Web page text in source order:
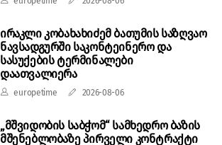
ირაკლი კობახახიძემ ბათუმის საზღვაო
ნავსადგურში საკონტეინერო და
სასუქების ტერმინალები
დაათვალიერა
europetime 2026-08-06
„მშვიდობის საბჭომ“ სამხედრო ბაზის
მშენებლობაზე პირველი კონტრაქტი